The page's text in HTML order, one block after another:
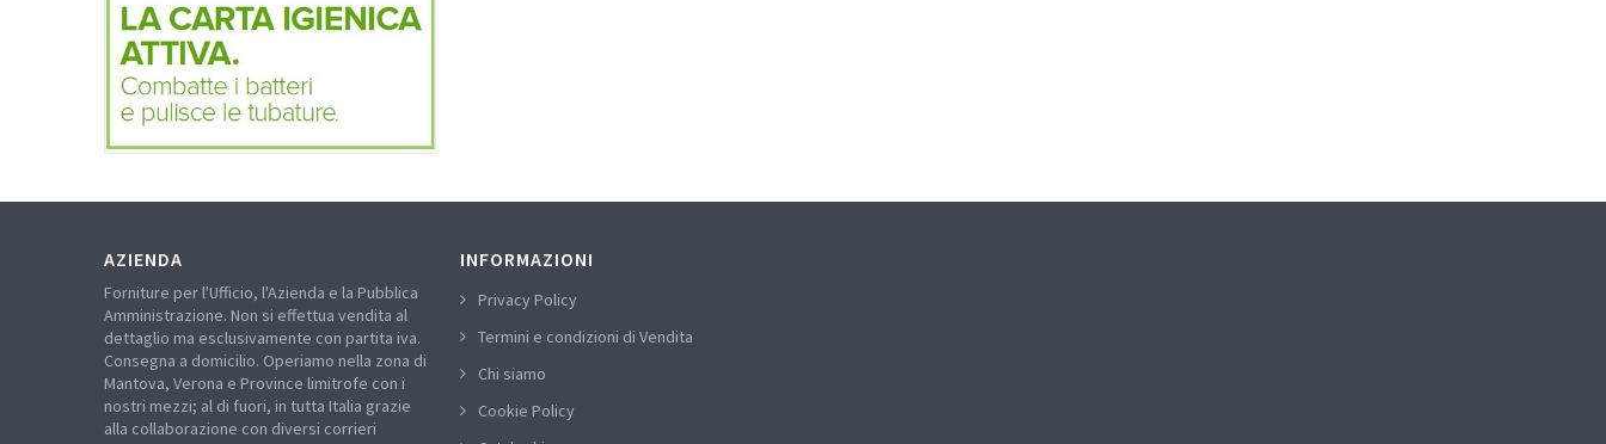
AZIENDA
Forniture per l'Ufficio, l'Azienda e la Pubblica
Amministrazione. Non si effettua vendita al
dettaglio ma esclusivamente con partita iva.
Consegna a domicilio. Operiamo nella zona di
Mantova, Verona e Province limitrofe con i
nostri mezzi; al di fuori, in tutta Italia grazie
alla collaborazione con diversi corrieri
INFORMAZIONI
Privacy Policy
Termini e condizioni di Vendita
Chi siamo
Cookie Policy